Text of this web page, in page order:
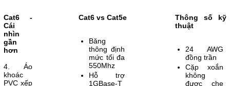
Cat6 -
Cái
nhìn
gần
hơn
4. Áo
khoác
PVC xếp
Cat6 vs Cat5e
Băng
thông định
mức tối đa
550Mhz
Hỗ trợ
1GBase-T
Thông số kỹ
thuật
24 AWG
đồng trần
Cặp xoắn
không
được che